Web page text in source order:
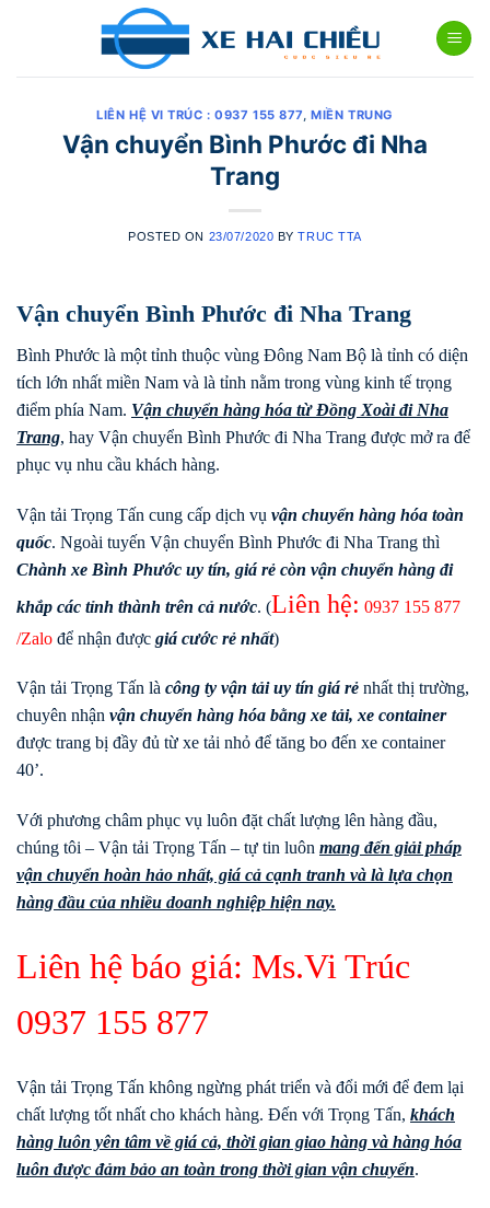
LIÊN HỆ VI TRÚC : 0937 155 877,MIỀN TRUNG
Vận chuyển Bình Phước đi Nha
Trang
POSTED ON 23/07/2020 BYTRUC TTA
Vận chuyển Bình Phước đi Nha Trang
Bình Phước là một tỉnh thuộc vùng Đông Nam Bộ là tỉnh có diện
tích lớn nhất miền Nam và là tỉnh nằm trong vùng kinh tế trọng
điểm phía Nam. Vận chuyển hàng hóa từ Đồng Xoài đi Nha
Trang, hay Vận chuyển Bình Phước đi Nha Trang được mở ra để
phục vụ nhu cầu khách hàng.
Vận tải Trọng Tấn cung cấp dịch vụ vận chuyển hàng hóa toàn
quốc. Ngoài tuyến Vận chuyển Bình Phước đi Nha Trang thì
Chành xe Bình Phước uy tín, giá rẻ còn vận chuyển hàng đi
khắp các tỉnh thành trên cả nước. (Liên hệ: 0937 155 877
/Zalo để nhận được giá cước rẻ nhất)
Vận tải Trọng Tấn là công ty vận tải uy tín giá rẻ nhất thị trường,
chuyên nhận vận chuyển hàng hóa bằng xe tải, xe container
được trang bị đầy đủ từ xe tải nhỏ để tăng bo đến xe container
40’.
Với phương châm phục vụ luôn đặt chất lượng lên hàng đầu,
chúng tôi – Vận tải Trọng Tấn – tự tin luôn mang đến giải pháp
vận chuyển hoàn hảo nhất, giá cả cạnh tranh và là lựa chọn
hàng đầu của nhiều doanh nghiệp hiện nay.
Liên hệ báo giá: Ms.Vi Trúc
0937 155 877
Vận tải Trọng Tấn không ngừng phát triển và đổi mới để đem lại
chất lượng tốt nhất cho khách hàng. Đến với Trọng Tấn, khách
hàng luôn yên tâm về giá cả, thời gian giao hàng và hàng hóa
luôn được đảm bảo an toàn trong thời gian vận chuyển.